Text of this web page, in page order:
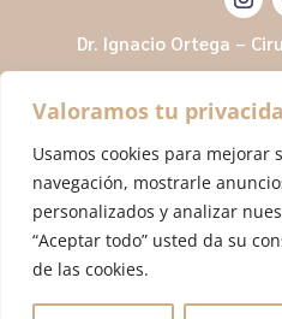
Valoramos tu
Usamos cookies para mejorar
navegación, mostrarle
personalizados y analizar
“Aceptar todo” usted da su
de las cookies.
Dr. Ignacio Ortega –